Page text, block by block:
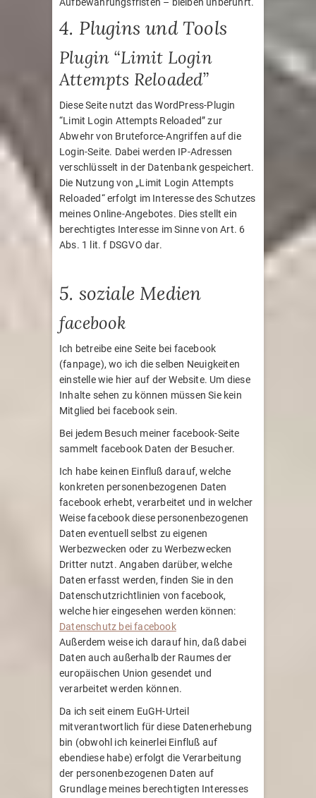
Aufbewahrungsfristen – bleiben unberührt.
4. Plugins und Tools
Plugin “Limit Login
Attempts Reloaded”
Diese Seite nutzt das WordPress-Plugin
“Limit Login Attempts Reloaded” zur
Abwehr von Bruteforce-Angriffen auf die
Login-Seite. Dabei werden IP-Adressen
verschlüsselt in der Datenbank gespeichert.
Die Nutzung von „Limit Login Attempts
Reloaded“ erfolgt im Interesse des Schutzes
meines Online-Angebotes. Dies stellt ein
berechtigtes Interesse im Sinne von Art. 6
Abs. 1 lit. f DSGVO dar.
5. soziale Medien
facebook
Ich betreibe eine Seite bei facebook
(fanpage), wo ich die selben Neuigkeiten
einstelle wie hier auf der Website. Um diese
Inhalte sehen zu können müssen Sie kein
Mitglied bei facebook sein.
Bei jedem Besuch meiner facebook-Seite
sammelt facebook Daten der Besucher.
Ich habe keinen Einfluß darauf, welche
konkreten personenbezogenen Daten
facebook erhebt, verarbeitet und in welcher
Weise facebook diese personenbezogenen
Daten eventuell selbst zu eigenen
Werbezwecken oder zu Werbezwecken
Dritter nutzt. Angaben darüber, welche
Daten erfasst werden, finden Sie in den
Datenschutzrichtlinien von facebook,
welche hier eingesehen werden können:
Datenschutz bei facebook
Außerdem weise ich darauf hin, daß dabei
Daten auch außerhalb der Raumes der
europäischen Union gesendet und
verarbeitet werden können.
Da ich seit einem EuGH-Urteil
mitverantwortlich für diese Datenerhebung
bin (obwohl ich keinerlei Einfluß auf
ebendiese habe) erfolgt die Verarbeitung
der personenbezogenen Daten auf
Grundlage meines berechtigten Interesses